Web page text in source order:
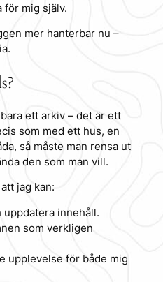
för mig själv.
mer hanterbar nu –
ett arkiv – det är ett
som med ett hus, en
så måste man rensa ut
den som man vill.
jag kan:
uppdatera innehåll.
som verkligen
upplevelse för både mig